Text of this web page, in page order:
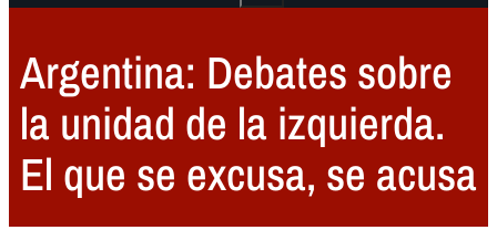
Argentina: Debates sobre
la unidad de la izquierda.
El que se excusa, se acusa